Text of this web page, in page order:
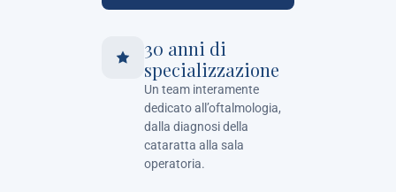
30 anni di
specializzazione
Un team interamente
dedicato all’oftalmologia,
dalla diagnosi della
cataratta alla sala
operatoria.